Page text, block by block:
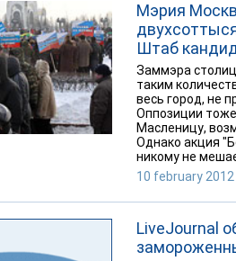
Мэрия
Штаб
Заммэра
таким
весь город, не
Оппозиции
Масленицу,
Однако акция
никому не
10 february 2012
LiveJournal